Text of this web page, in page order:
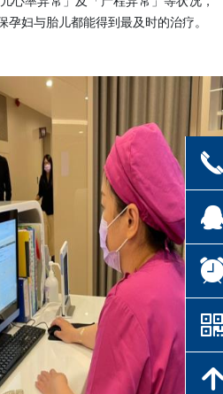
妇与胎儿都能得到最及时的治疗。